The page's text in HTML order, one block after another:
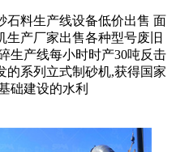
石料生产线设备低价出售 面
生产厂家出售各种型号废旧
生产线每小时时产30吨反击
的系列立式制砂机,获得国家
础建设的水利